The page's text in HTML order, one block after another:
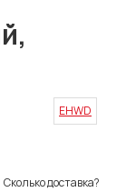
EHWD
Сколько доставка?